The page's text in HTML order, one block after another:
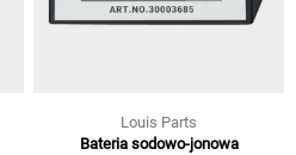
Louis Parts
Bateria sodowo-jonowa